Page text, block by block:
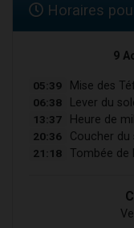
Horaires
9
05:39 Mise des
06:38 Lever du
13:37 Heure de
20:36 Coucher du
21:18 Tombée de